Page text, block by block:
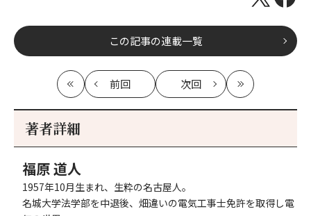
この記事の連載一覧
最
初
前回
記
次回
記
最
新
著者詳細
福原 道人
1957年10月生まれ、生粋の名古屋人。
名城大学法学部を中退後、畑違いの電気工事士免許を取得し電